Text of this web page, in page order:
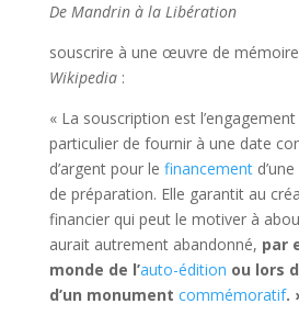
De Mandrin à la Libération
souscrire à une œuvre de
Wikipedia :
« La souscription est
particulier de fournir à une date
d’argent pour le financementd’une
de préparation. Elle garantit au
financier qui peut le motiver à
aurait autrement abandonné, par
monde de l’auto-édition ou lors
d’un monument commémoratif.